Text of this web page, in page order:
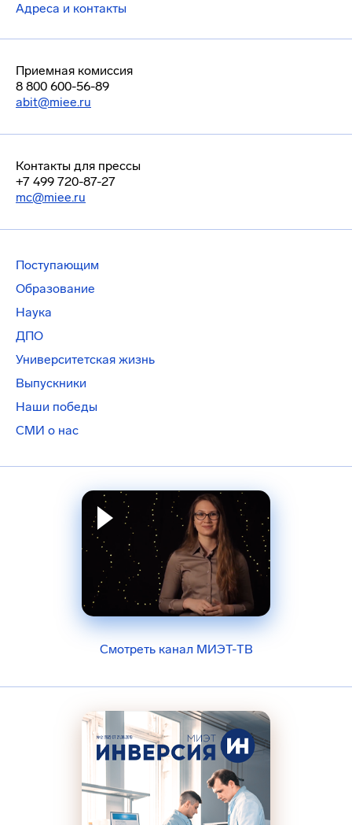
Адреса и контакты
Приемная комиссия
8 800 600-56-89
abit@miee.ru
Контакты для прессы
+7 499 720-87-27
mc@miee.ru
Поступающим
Образование
Наука
ДПО
Университетская жизнь
Выпускники
Наши победы
СМИ о нас
Смотреть канал МИЭТ-ТВ